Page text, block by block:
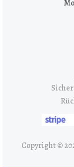
Copyright ©